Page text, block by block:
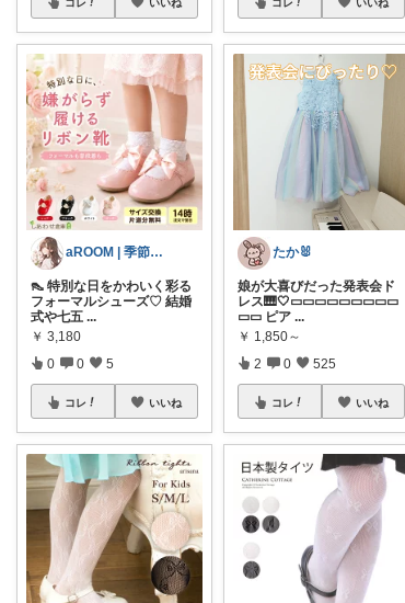
aROOM | 季節と贈り物のある暮らし
👠 特別な日をかわいく彩る
フォーマルシューズ♡ 結婚
式や七五 ...
￥ 3,180
0 0 5
コレ いいね
たか🐰
娘が大喜びだった発表会ド
レス🎹🤍▭▭▭▭▭▭▭▭▭
▭▭ ピア ...
￥ 1,850～
2 0 525
コレ いいね